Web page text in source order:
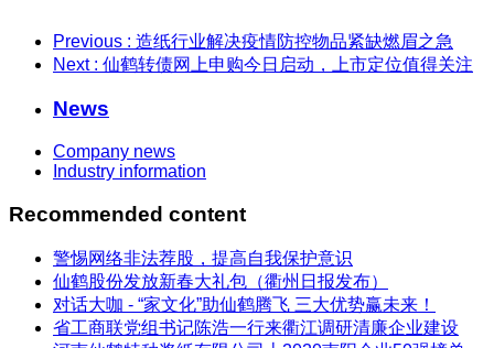
Previous : 造纸行业解决疫情防控物品紧缺燃眉之急
Next : 仙鹤转债网上申购今日启动，上市定位值得关注
News
Company news
Industry information
Recommended content
警惕网络非法荐股，提高自我保护意识
仙鹤股份发放新春大礼包（衢州日报发布）
对话大咖 - “家文化”助仙鹤腾飞 三大优势赢未来！
省工商联党组书记陈浩一行来衢江调研清廉企业建设